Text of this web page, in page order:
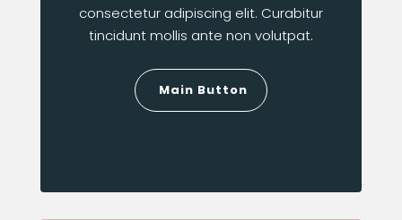
consectetur adipiscing elit. Curabitur
tincidunt mollis ante non volutpat.
Main Button